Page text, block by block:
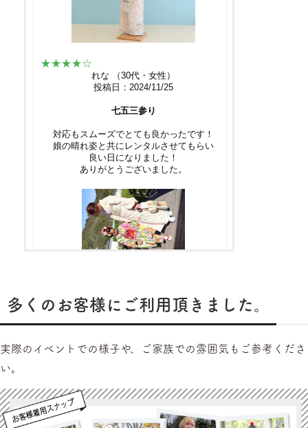
多くのお客様にご利用頂きました。
実際のイベントでの様子や、ご家族での雰囲気もご参考くださ
い。